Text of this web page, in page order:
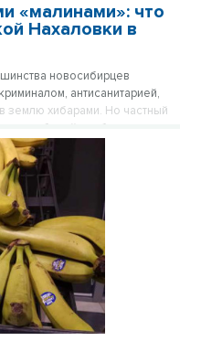
«малинами»: что
Нахаловки в
новосибирцев
антисанитарией,
землю хибарами. Но частный
рабочей слободки, уже не
одежду из сайдинга, есть
даже родился самый
но инвесторы все еще
Публикуется
VN.RU за 2023 год».